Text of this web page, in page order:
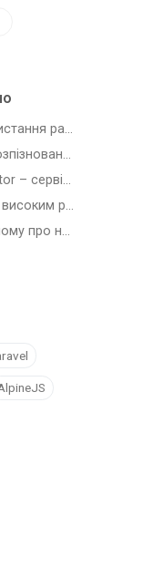
Hotwired Turbo і використання разом з Laravel
Детектор NSFW для розпізновання зображень з шкідливим для роботи контентом
Bauhaus Avatar Generator – сервіс для генерації автарів-плейсхолдерів
Як розпізнати людей з високим рівнем самостійності (agency)
Що таке Vibe Coding і чому про нього всі говорять